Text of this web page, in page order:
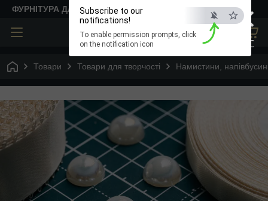
×
ESC
Subscribe to our
notifications!
To enable permission prompts, click
on the notification icon
ФУРНІТУРА ДЛЯ ТВОРЧОСТІ
Товари Товари для творчості Намистини,